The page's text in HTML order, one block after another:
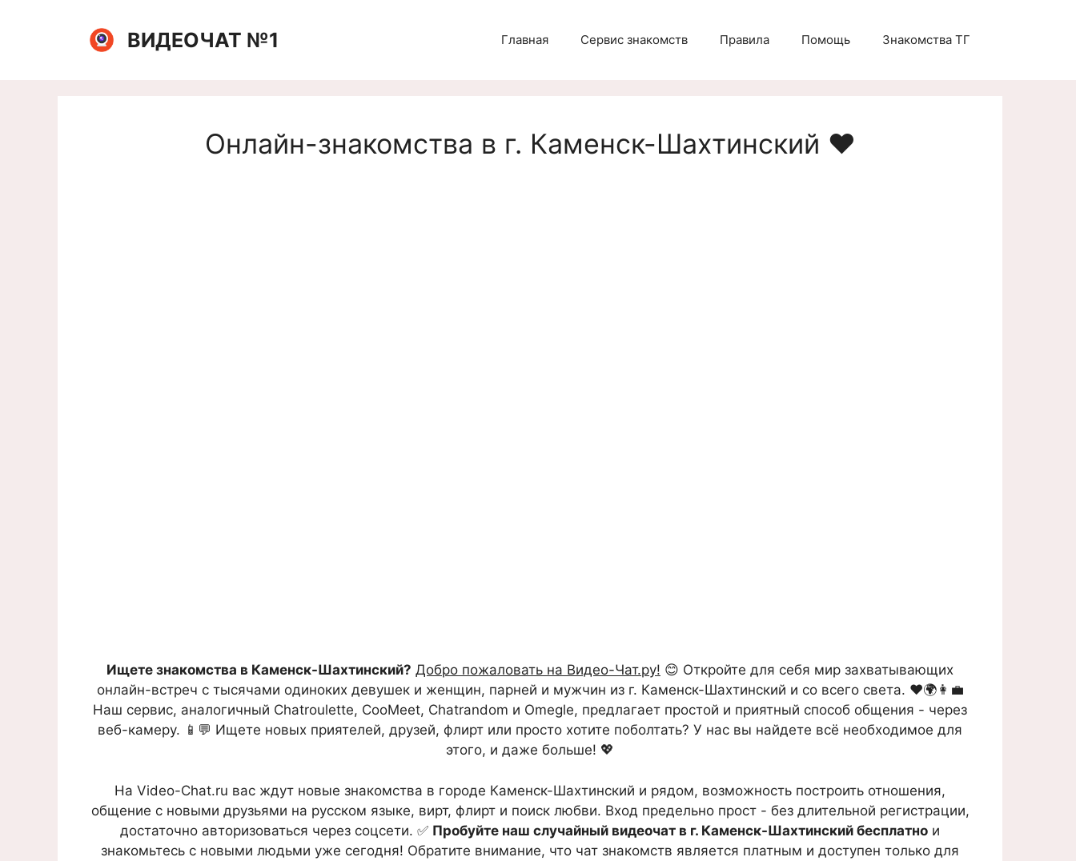
содержимому
ВИДЕОЧАТ №1 Главная Сервис знакомств Правила Помощь Знакомства ТГ
Онлайн-знакомства в г. Каменск-Шахтинский ❤️
Ищете знакомства в Каменск-Шахтинский? Добро пожаловать на Видео-Чат.ру! 😊 Откройте для себя мир захватывающих
онлайн-встреч с тысячами одиноких девушек и женщин, парней и мужчин из г. Каменск-Шахтинский и со всего света. ❤️🌍👩‍💼
Наш сервис, аналогичный Chatroulette, CooMeet, Chatrandom и Omegle, предлагает простой и приятный способ общения - через
веб-камеру. 📱💬 Ищете новых приятелей, друзей, флирт или просто хотите поболтать? У нас вы найдете всё необходимое для
этого, и даже больше! 💖
На Video-Chat.ru вас ждут новые знакомства в городе Каменск-Шахтинский и рядом, возможность построить отношения,
общение с новыми друзьями на русском языке, вирт, флирт и поиск любви. Вход предельно прост - без длительной регистрации,
достаточно авторизоваться через соцсети. ✅ Пробуйте наш случайный видеочат в г. Каменск-Шахтинский бесплатно и
знакомьтесь с новыми людьми уже сегодня! Обратите внимание, что чат знакомств является платным и доступен только для